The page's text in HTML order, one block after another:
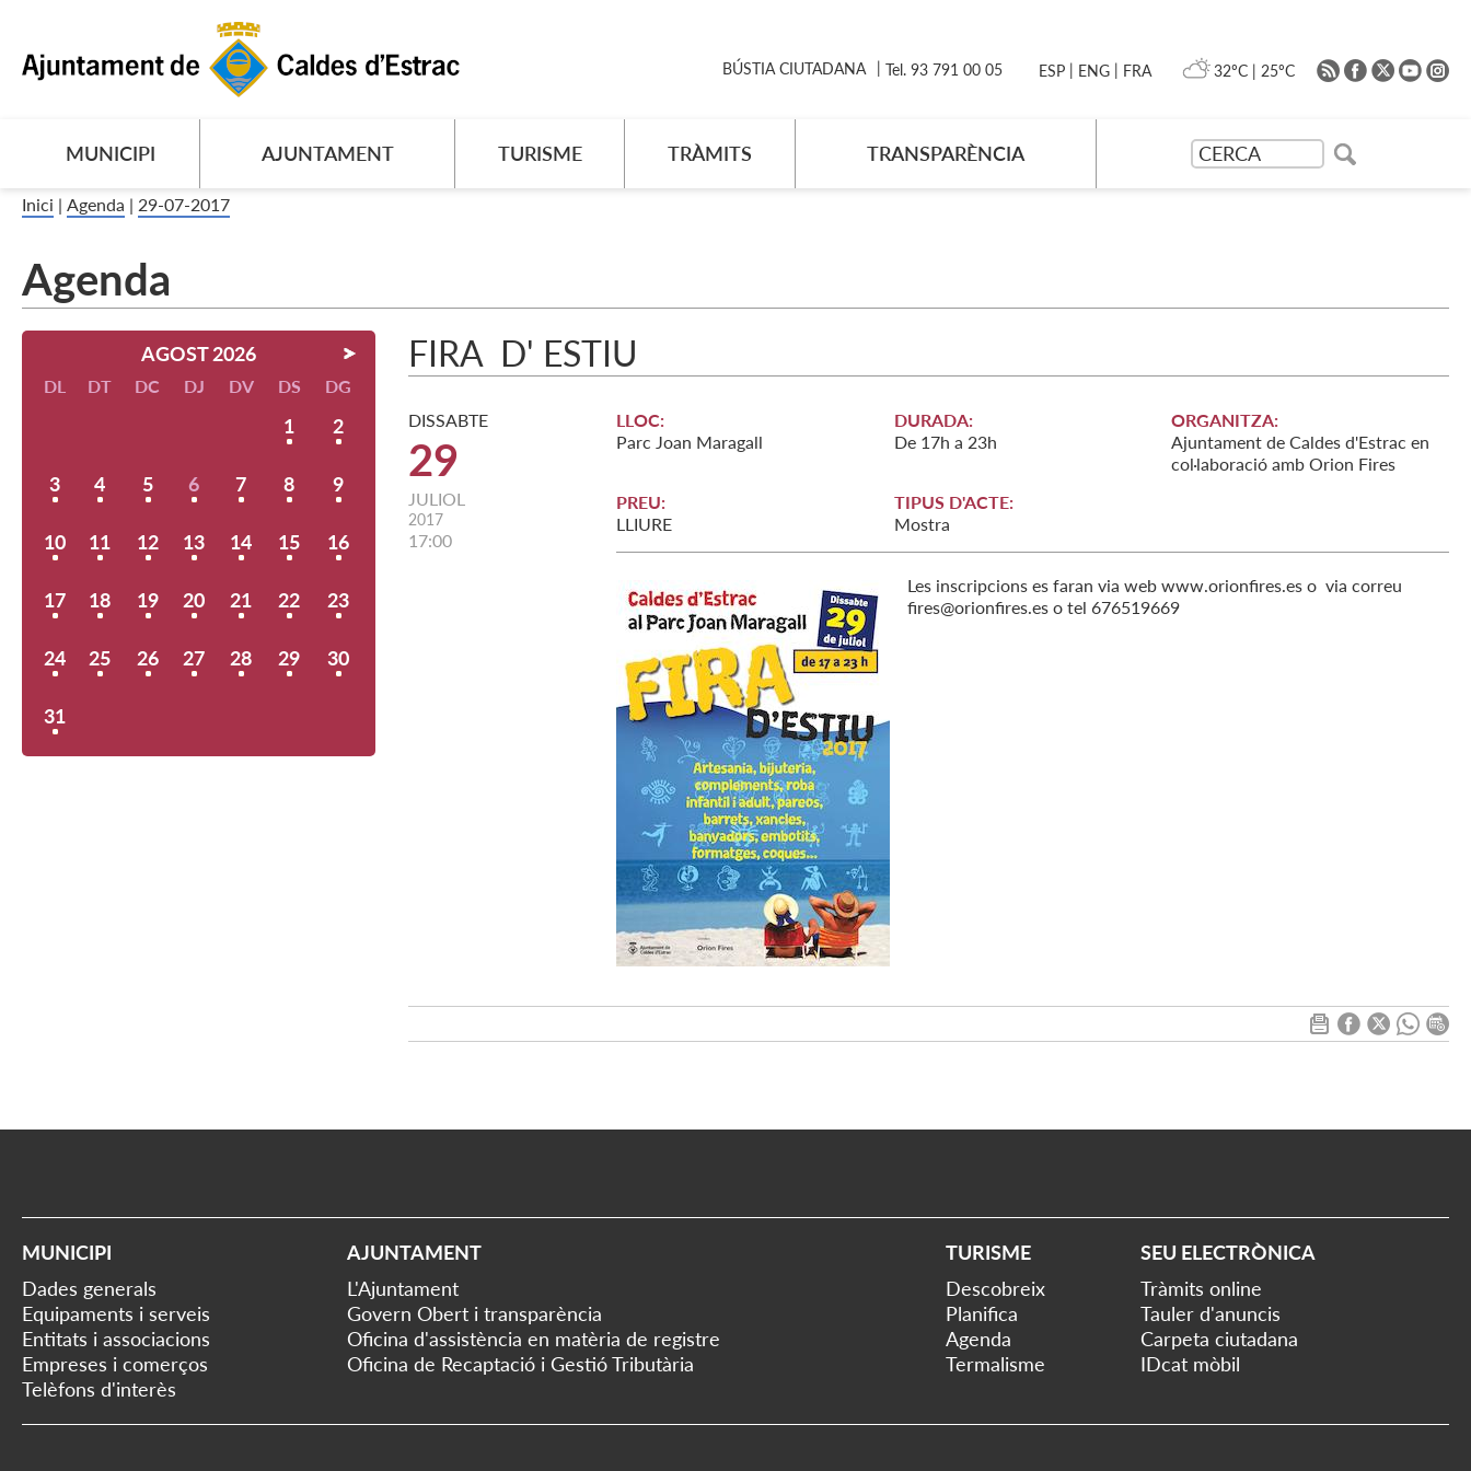
MUNICIPI AJUNTAMENT TURISME TRÀMITS TRANSPARÈNCIA
BÚSTIA CIUTADANA Tel. 93 791 00 05 ESP | ENG | FRA 32ºC | 25ºC
Inici | Agenda | 29-07-2017
Agenda
AGOST 2026
DL DT DC DJ DV DS DG
1 2
3 4 5 6 7 8 9
10 11 12 13 14 15 16
17 18 19 20 21 22 23
24 25 26 27 28 29 30
31
FIRA D' ESTIU
DISSABTE
29
JULIOL
2017
17:00
LLOC:
Parc Joan Maragall
DURADA:
De 17h a 23h
ORGANITZA:
Ajuntament de Caldes d'Estrac en
col·laboració amb Orion Fires
PREU:
LLIURE
TIPUS D'ACTE:
Mostra
Les inscripcions es faran via web www.orionfires.es o via correu
fires@orionfires.es o tel 676519669
MUNICIPI
Dades generals
Equipaments i serveis
Entitats i associacions
Empreses i comerços
Telèfons d'interès
AJUNTAMENT
L'Ajuntament
Govern Obert i transparència
Oficina d'assistència en matèria de registre
Oficina de Recaptació i Gestió Tributària
TURISME
Descobreix
Planifica
Agenda
Termalisme
SEU ELECTRÒNICA
Tràmits online
Tauler d'anuncis
Carpeta ciutadana
IDcat mòbil